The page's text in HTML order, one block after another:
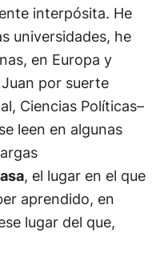
interpósita. He
universidades, he
en Europa y
por suerte
Ciencias Políticas–
leen en algunas
, el lugar en el que
aprendido, en
lugar del que,